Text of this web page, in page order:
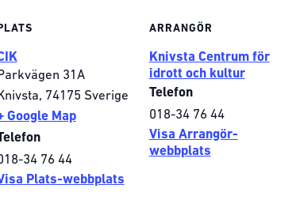
PLATS
Parkvägen 31A
Knivsta, 74175 Sverige
Google Map
34 76 44
Plats-webbplats
ARRANGÖR
Knivsta Centrum för
idrott och kultur
Telefon
018-34 76 44
Visa Arrangör-
webbplats